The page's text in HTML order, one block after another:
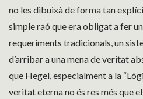
no les dibuixà de forma tan
simple raó que era obligat a fer
requeriments tradicionals, un
d’arribar a una mena de veritat
que Hegel, especialment a la
veritat eterna no és res més que